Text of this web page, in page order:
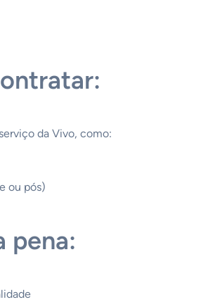
da Vivo, como:
ou pós)
pena: